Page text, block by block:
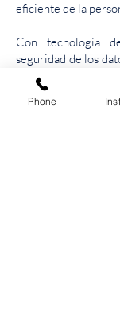
eficiente de la
Con tecnología
seguridad de los
la nube, Medlogic
geriátrica en la
Phone